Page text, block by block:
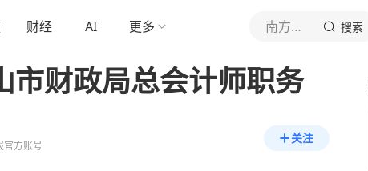
财经 AI 更多 南方都市报 搜索
市财政局总会计师职务
官方账号
关注